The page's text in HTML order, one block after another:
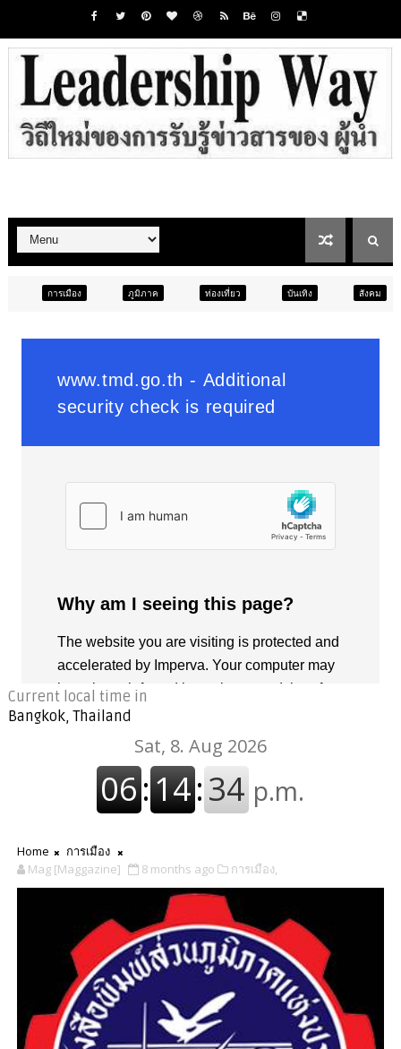
ภูมิภาค ท่องเที่ยว บันเทิง สังคม ภูมิภาค
Current local time in
Bangkok, Thailand
Home
การเมือง
Mag [Maggazine]
8 months ago การเมือง,